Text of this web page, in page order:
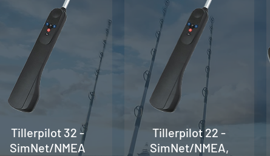
Tillerpilot 32 -
SimNet/NMEA
Tillerpilot 22 -
SimNet/NMEA,